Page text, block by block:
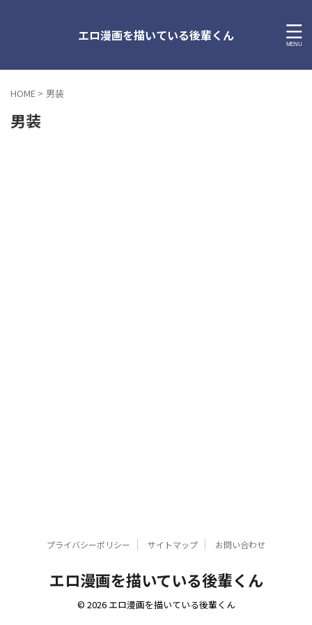
エロ漫画を描いている後輩くん
HOME > 男装
男装
プライバシーポリシー サイトマップ お問い合わせ
エロ漫画を描いている後輩くん
© 2026 エロ漫画を描いている後輩くん